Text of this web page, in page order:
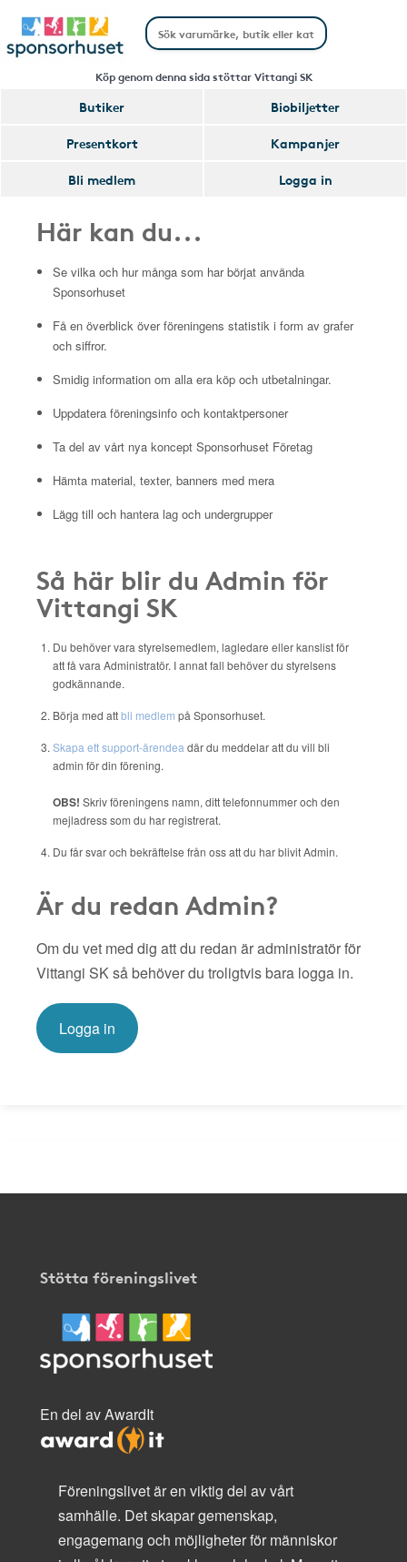
Köp genom denna sida stöttar Vittangi SK
Butiker
Biobiljetter
Presentkort
Kampanjer
Bli medlem
Logga in
Här kan du...
Se vilka och hur många som har börjat använda
Sponsorhuset
Få en överblick över föreningens statistik i form av grafer
och siffror.
Smidig information om alla era köp och utbetalningar.
Uppdatera föreningsinfo och kontaktpersoner
Ta del av vårt nya koncept Sponsorhuset Företag
Hämta material, texter, banners med mera
Lägg till och hantera lag och undergrupper
Så här blir du Admin för
Vittangi SK
Du behöver vara styrelsemedlem, lagledare eller kanslist för
att få vara Administratör. I annat fall behöver du styrelsens
godkännande.
Börja med attbli medlem på Sponsorhuset.
Skapa ett support-ärendea där du meddelar att du vill bli
admin för din förening.
OBS! Skriv föreningens namn, ditt telefonnummer och den
mejladress som du har registrerat.
Du får svar och bekräftelse från oss att du har blivit Admin.
Är du redan Admin?
Om du vet med dig att du redan är administratör för
Vittangi SK så behöver du troligtvis bara logga in.
Logga in
Stötta föreningslivet
En del av AwardIt
Föreningslivet är en viktig del av vårt
samhälle. Det skapar gemenskap,
engagemang och möjligheter för människor